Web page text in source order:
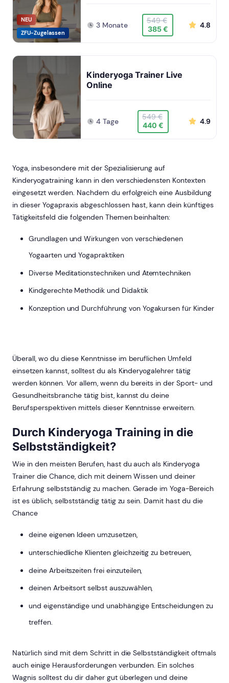
NEU
ZFU-Zugelassen
3 Monate
549 €
385 €
4.8
Kinderyoga Trainer Live
Online
4 Tage
549 €
440 €
4.9
Yoga, insbesondere mit der Spezialisierung auf
Kinderyogatraining kann in den verschiedensten Kontexten
eingesetzt werden. Nachdem du erfolgreich eine Ausbildung
in dieser Yogapraxis abgeschlossen hast, kann dein künftiges
Tätigkeitsfeld die folgenden Themen beinhalten:
Grundlagen und Wirkungen von verschiedenen
Yogaarten und Yogapraktiken
Diverse Meditationstechniken und Atemtechniken
Kindgerechte Methodik und Didaktik
Konzeption und Durchführung von Yogakursen für Kinder
Überall, wo du diese Kenntnisse im beruflichen Umfeld
einsetzen kannst, solltest du als Kinderyogalehrer tätig
werden können. Vor allem, wenn du bereits in der Sport- und
Gesundheitsbranche tätig bist, kannst du deine
Berufsperspektiven mittels dieser Kenntnisse erweitern.
Durch Kinderyoga Training in die
Selbstständigkeit?
Wie in den meisten Berufen, hast du auch als Kinderyoga
Trainer die Chance, dich mit deinem Wissen und deiner
Erfahrung selbstständig zu machen. Gerade im Yoga-Bereich
ist es üblich, selbstständig tätig zu sein. Damit hast du die
Chance
deine eigenen Ideen umzusetzen,
unterschiedliche Klienten gleichzeitig zu betreuen,
deine Arbeitszeiten frei einzuteilen,
deinen Arbeitsort selbst auszuwählen,
und eigenständige und unabhängige Entscheidungen zu
treffen.
Natürlich sind mit dem Schritt in die Selbstständigkeit oftmals
auch einige Herausforderungen verbunden. Ein solches
Wagnis solltest du dir daher gut überlegen und deine